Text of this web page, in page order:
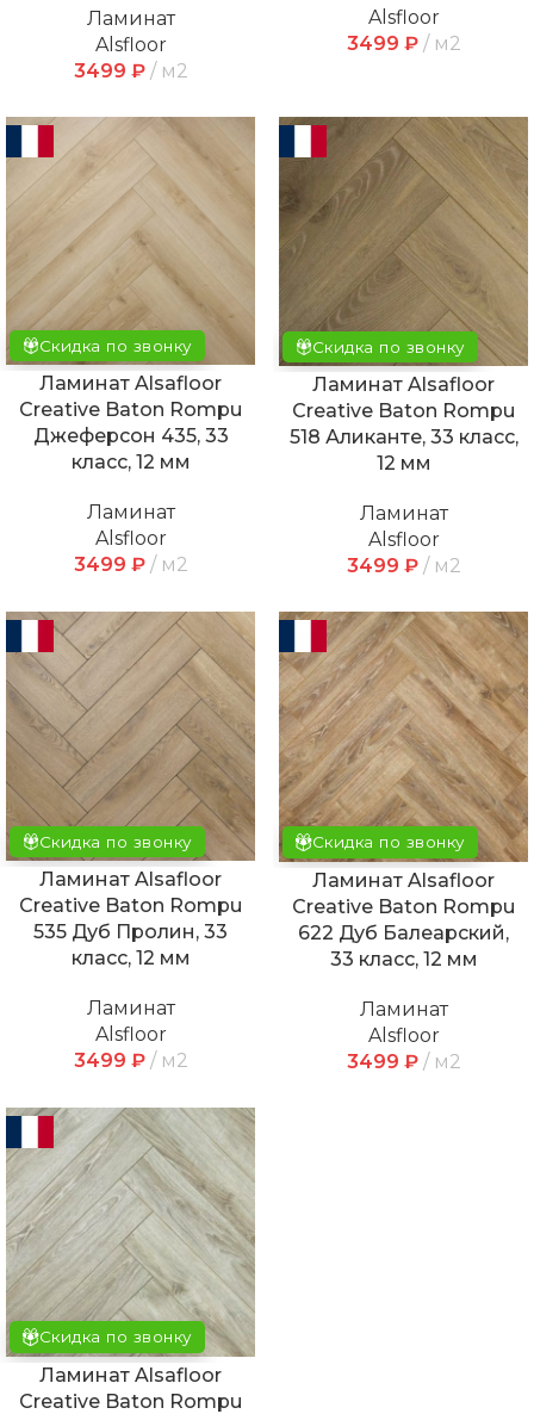
Ламинат
Alsfloor
3499 ₽ м2
Alsfloor
3499 ₽ м2
Скидка по звонку
Ламинат Alsafloor
Creative Baton Rompu
Джеферсон 435, 33
класс, 12 мм
Ламинат
Alsfloor
3499 ₽ м2
Скидка по звонку
Ламинат Alsafloor
Creative Baton Rompu
518 Аликанте, 33 класс,
12 мм
Ламинат
Alsfloor
3499 ₽ м2
Скидка по звонку
Ламинат Alsafloor
Creative Baton Rompu
535 Дуб Пролин, 33
класс, 12 мм
Ламинат
Alsfloor
3499 ₽ м2
Скидка по звонку
Ламинат Alsafloor
Creative Baton Rompu
622 Дуб Балеарский,
33 класс, 12 мм
Ламинат
Alsfloor
3499 ₽ м2
Скидка по звонку
Ламинат Alsafloor
Creative Baton Rompu